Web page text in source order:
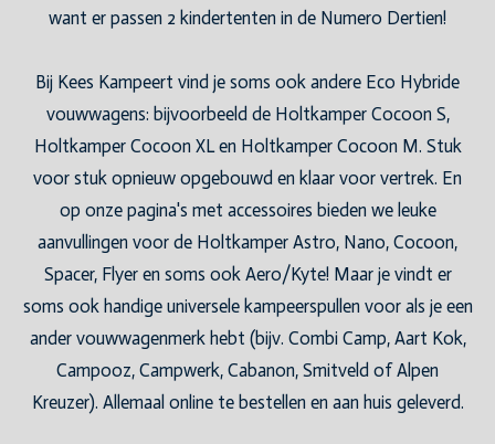
want er passen 2 kindertenten in de Numero Dertien!
Bij Kees Kampeert vind je soms ook andere Eco Hybride
vouwwagens: bijvoorbeeld de Holtkamper Cocoon S,
Holtkamper Cocoon XL en Holtkamper Cocoon M. Stuk
voor stuk opnieuw opgebouwd en klaar voor vertrek. En
op onze pagina's met accessoires bieden we leuke
aanvullingen voor de Holtkamper Astro, Nano, Cocoon,
Spacer, Flyer en soms ook Aero/Kyte! Maar je vindt er
soms ook handige universele kampeerspullen voor als je een
ander vouwwagenmerk hebt (bijv. Combi Camp, Aart Kok,
Campooz, Campwerk, Cabanon, Smitveld of Alpen
Kreuzer). Allemaal online te bestellen en aan huis geleverd.